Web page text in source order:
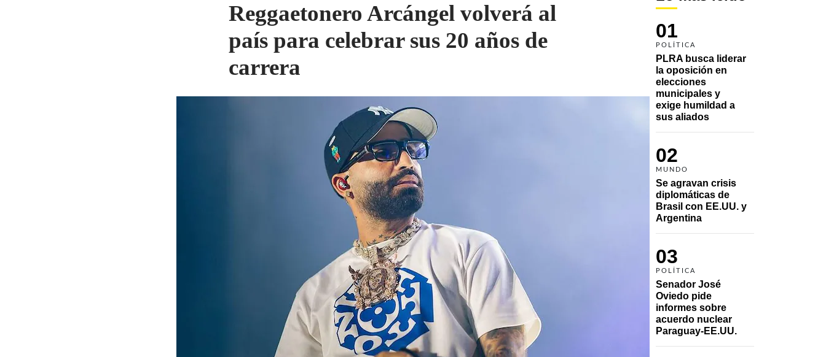
01
POLÍTICA
PLRA busca liderar
la oposición en
elecciones
municipales y
exige humildad a
sus aliados
02
MUNDO
Se agravan crisis
diplomáticas de
Brasil con EE.UU. y
Argentina
03
POLÍTICA
Senador José
Oviedo pide
informes sobre
acuerdo nuclear
Paraguay-EE.UU.
Reggaetonero Arcángel volverá al
país para celebrar sus 20 años de
carrera